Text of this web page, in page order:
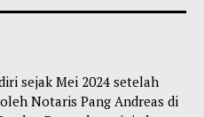
sejak Mei 2024 setelah
Notaris Pang Andreas di